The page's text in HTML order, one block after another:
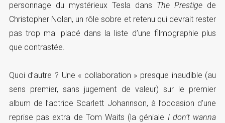
personnage du mystérieux Tesla dans The Prestige de
Christopher Nolan, un rôle sobre et retenu qui devrait rester
pas trop mal placé dans la liste d’une filmographie plus
que contrastée.
Quoi d’autre ? Une « collaboration » presque inaudible (au
sens premier, sans jugement de valeur) sur le premier
album de l’actrice Scarlett Johannson, à l’occasion d’une
reprise pas extra de Tom Waits (la géniale I don’t wanna